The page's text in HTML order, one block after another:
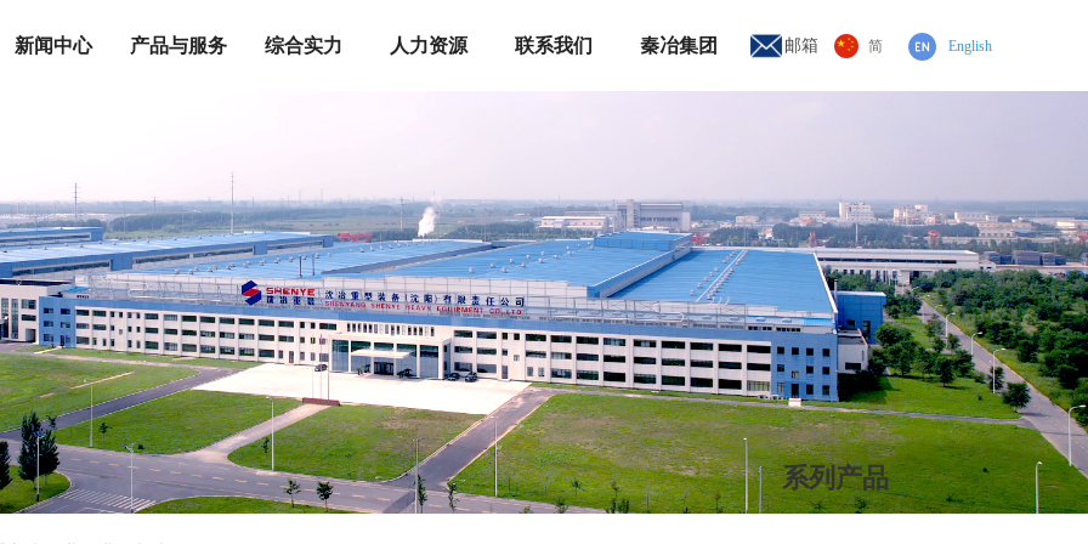
简
新闻中心 产品与服务 综合实力 人力资源 联系我们 秦冶集团 邮箱 English
系列产品